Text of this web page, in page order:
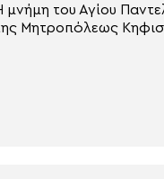
μνήμη του Αγίου
Μητροπόλεως